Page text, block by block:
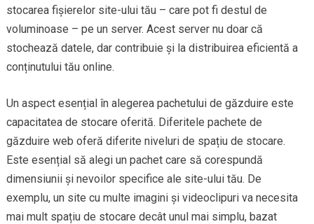
stocarea fișierelor site-ului tău – care pot fi destul de
voluminoase – pe un server. Acest server nu doar că
stochează datele, dar contribuie și la distribuirea eficientă a
conținutului tău online.
Un aspect esențial în alegerea pachetului de găzduire este
capacitatea de stocare oferită. Diferitele pachete de
găzduire web oferă diferite niveluri de spațiu de stocare.
Este esențial să alegi un pachet care să corespundă
dimensiunii și nevoilor specifice ale site-ului tău. De
exemplu, un site cu multe imagini și videoclipuri va necesita
mai mult spațiu de stocare decât unul mai simplu, bazat